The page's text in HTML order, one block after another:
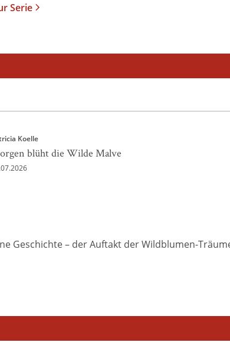
Serie
Koelle
blüht die Wilde Malve
Geschichte – der Auftakt der Wildblumen-